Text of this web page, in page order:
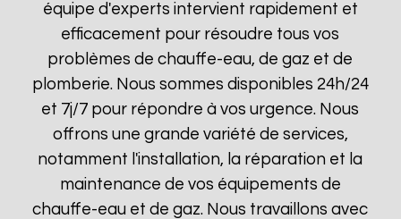
équipe d'experts intervient rapidement et
efficacement pour résoudre tous vos
problèmes de chauffe-eau, de gaz et de
plomberie. Nous sommes disponibles 24h/24
et 7j/7 pour répondre à vos urgence. Nous
offrons une grande variété de services,
notamment l'installation, la réparation et la
maintenance de vos équipements de
chauffe-eau et de gaz. Nous travaillons avec